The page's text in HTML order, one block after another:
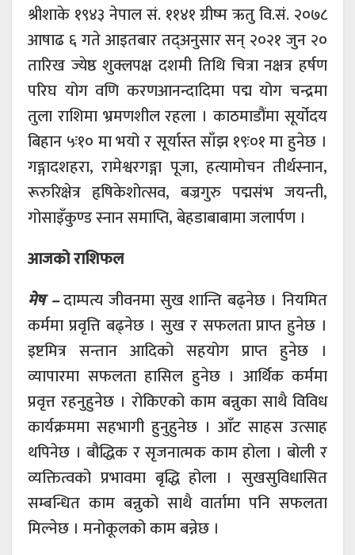
श्रीशाके १९४३ नेपाल सं. ११४१ ग्रीष्म ऋतु वि.सं. २०७८
आषाढ ६ गते आइतबार तद्अनुसार सन् २०२१ जुन २०
तारिख ज्येष्ठ शुक्लपक्ष दशमी तिथि चित्रा नक्षत्र हर्षण
परिघ योग वणि करणआनन्दादिमा पद्म योग चन्द्रमा
तुला राशिमा भ्रमणशील रहला । काठमाडौंमा सूर्योदय
बिहान ५ः१० मा भयो र सूर्यास्त साँझ १९ः०१ मा हुनेछ ।
गङ्गादशहरा, रामेश्वरगङ्गा पूजा, हत्यामोचन तीर्थस्नान,
रूरुरिक्षेत्र हृषिकेशोत्सव, बज्रगुरु पद्मसंभ जयन्ती,
गोसाइँकुण्ड स्नान समाप्ति, बेहडाबाबामा जलार्पण ।
आजको राशिफल
मेष –दाम्पत्य जीवनमा सुख शान्ति बढ्नेछ । नियमित
कर्ममा प्रवृत्ति बढ्नेछ । सुख र सफलता प्राप्त हुनेछ ।
इष्टमित्र सन्तान आदिको सहयोग प्राप्त हुनेछ ।
व्यापारमा सफलता हासिल हुनेछ । आर्थिक कर्ममा
प्रवृत्त रहनुहुनेछ । रोकिएको काम बन्नुका साथै विविध
कार्यक्रममा सहभागी हुनुहुनेछ । आँट साहस उत्साह
थपिनेछ । बौद्धिक र सृजनात्मक काम होला । बोली र
व्यक्तित्वको प्रभावमा बृद्धि होला । सुखसुविधासित
सम्बन्धित काम बन्नुको साथै वार्तामा पनि सफलता
मिल्नेछ । मनोकूलको काम बन्नेछ ।